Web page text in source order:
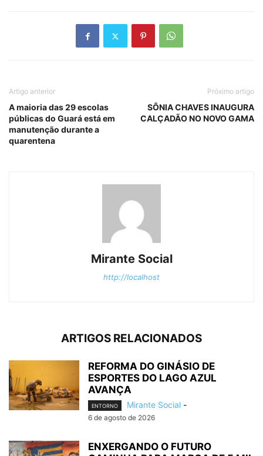
Artigo anterior
A maioria das 29 escolas
públicas do Guará está em
manutenção durante a
quarentena
Próximo artigo
SÔNIA CHAVES INAUGURA
CALÇADÃO NO NOVO GAMA
Mirante Social
http://localhost
ARTIGOS RELACIONADOS
REFORMA DO GINÁSIO DE
ESPORTES DO LAGO AZUL
AVANÇA
ENTORNO Mirante Social -
6 de agosto de 2026
ENXERGANDO O FUTURO